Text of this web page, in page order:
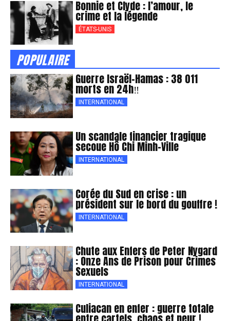
Bonnie et Clyde : l’amour, le
crime et la légende
ÉTATS-UNIS
POPULAIRE
Guerre Israël-Hamas : 38 011
morts en 24h‼
INTERNATIONAL
Un scandale financier tragique
secoue Hô Chi Minh-Ville
INTERNATIONAL
Corée du Sud en crise : un
président sur le bord du gouffre !
INTERNATIONAL
Chute aux Enfers de Peter Nygard
: Onze Ans de Prison pour Crimes
Sexuels
INTERNATIONAL
Culiacan en enfer : guerre totale